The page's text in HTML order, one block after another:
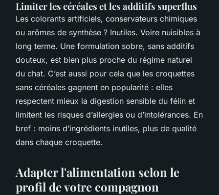
Limiter les céréales et les additifs superflus
Les colorants artificiels, conservateurs chimiques
ou arômes de synthèse ? Inutiles. Voire nuisibles à
long terme. Une formulation sobre, sans additifs
douteux, est bien plus proche du régime naturel
du chat. C’est aussi pour cela que les croquettes
sans céréales gagnent en popularité : elles
respectent mieux la digestion sensible du félin et
limitent les risques d’allergies ou d’intolérances. En
bref : moins d’ingrédients inutiles, plus de qualité
dans chaque croquette.
Adapter l'alimentation selon le
profil de votre compagnon